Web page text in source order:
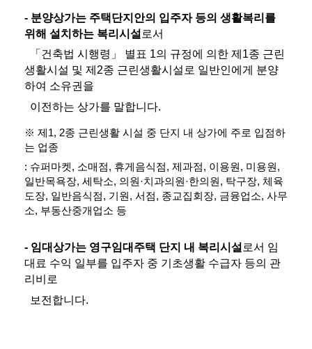
- 분양상가는 주택단지안의 입주자 등의 생활복리를
위해 설치하는 복리시설 로서
「건축법 시행령」 별표 1의 규정에 의한 제1종 근린
생활시설 및 제2종 근린생활시설로 일반인에게 분양
하여 소유권을
이전하는 상가를 말합니다.
※ 제1, 2종 근린생활 시설 중 단지 내 상가에 주로 입점하
는 업종
: 슈퍼마켓, 소매점, 휴게음식점, 제과점, 이용원, 미용원,
일반목욕장, 세탁소, 의원·치과의원·한의원, 탁구장, 체육
도장, 일반음식점, 기원, 서점, 종교집회장, 금융업소, 사무
소, 부동산중개업소 등
- 임대상가는 영구임대주택 단지 내 복리시설 로서 임
대료 수익 일부를 입주자 중 기초생활 수급자 등의 관
리비로
보전합니다.